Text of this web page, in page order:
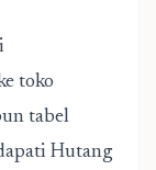
toko
tabel
Hutang